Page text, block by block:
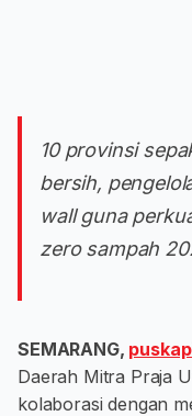
10 provinsi
bersih,
wall guna
zero sampah
SEMARANG,
Daerah Mitra Praja
kolaborasi dengan